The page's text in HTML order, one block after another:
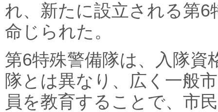
れ、新たに設立される第6
命じられた。
第6特殊警備隊は、入隊資
隊とは異なり、広く一般
員を教育することで、市